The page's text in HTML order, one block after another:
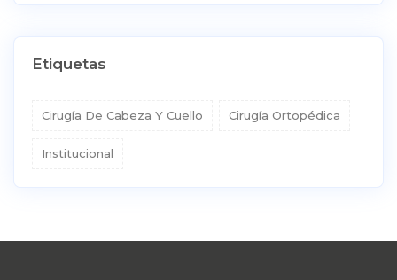
Etiquetas
Cirugía De Cabeza Y Cuello Cirugía Ortopédica
Institucional